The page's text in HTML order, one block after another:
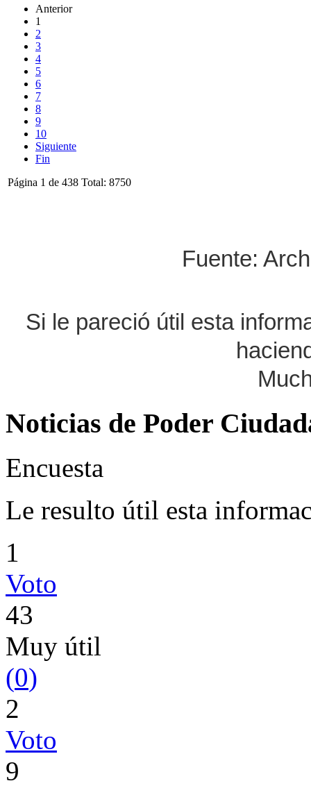
Anterior
1
2
3
4
5
6
7
8
9
10
Siguiente
Fin
Página 1 de 438 Total: 8750
Fuente:
Si le pareció útil esta
Noticias de Poder
Encuesta
Le resulto útil esta
1
Voto
43
Muy útil
(0)
2
Voto
9